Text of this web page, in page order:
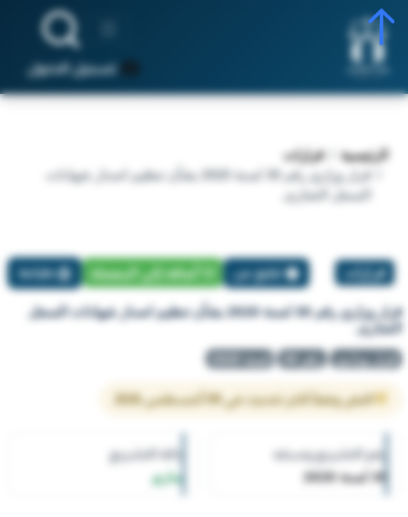
تسجيل الدخول
الرئيسية
قرارات
قرار وزاري رقم 30 لسنة 2020 بشأن تنظيم اصدار شهادات
السجل التجارى.
قرارات تبليغ عن أضافة إلي المفضلة طباعة
قرار وزاري رقم 30 لسنة 2020 بشأن تنظيم اصدار شهادات السجل
التجارى.
قرار وزاري رقم 30 لسنة 2020
النص وفقاً لآخر تحديث في 09 أغسطس 2026
رقم التشريع وسنته
30 لسنة 2020
حالة التشريع
ساري